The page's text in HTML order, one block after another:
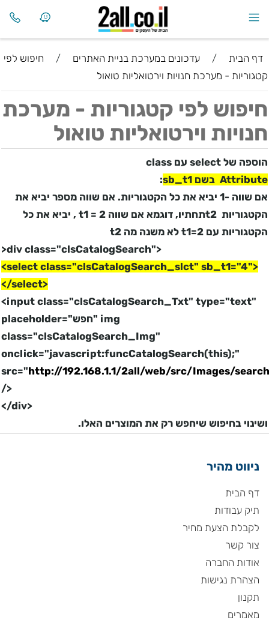
דף הבית / עדכונים במערכת בניית האתרים /
חיפוש לפי
קטגוריות - מערכת חנויות וירטואליות טואול
חיפוש לפי קטגוריות - מערכת
חנויות וירטואליות טואול
הוספה של select עם class
Attribute בשם sb_t1
:
אם שווה -1 יביא את כל הקטגוריות. אם שווה מספר יביא את
הקטגוריות t2תחתיו, דוגמא אם שווה t1 = 2 , יביא את כל
הקטגוריות עם t1=2 לא משנה מה t2
>div class="clsCatalogSearch">
<select class="clsCatalogSearch_slct" sb_t1="4">
</select>
<input class="clsCatalogSearch_Txt" type="text"
placeholder="חפש" img
class="clsCatalogSearch_Img"
onclick="javascript:funcCatalogSearch(this);"
src="http://192.168.1.1/2all/web/src/Images/
/>
</div>
ושינוי בחיפוש שיחפש רק את המוצרים האלו.
ניווט מהיר
דף הבית
תיק עבודות
לקבלת הצעת מחיר
צור קשר
אודות החברה
הצהרת נגישות
תקנון
מאמרים